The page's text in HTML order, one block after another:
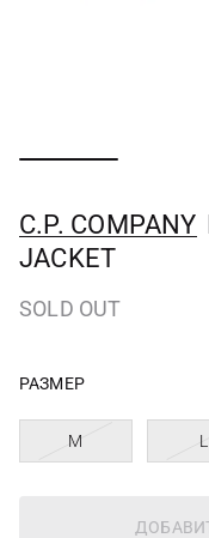
C.P. COMPANY
JACKET
SOLD OUT
РАЗМЕР
M L